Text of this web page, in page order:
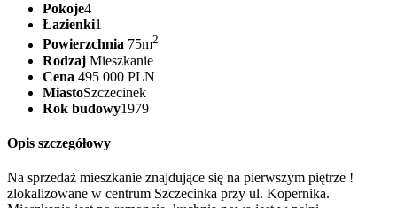
Pokoje4
Łazienki1
Powierzchnia 75m2
Rodzaj Mieszkanie
Cena 495 000 PLN
MiastoSzczecinek
Rok budowy1979
Opis szczegółowy
Na sprzedaż mieszkanie znajdujące się na pierwszym piętrze !
zlokalizowane w centrum Szczecinka przy ul. Kopernika.